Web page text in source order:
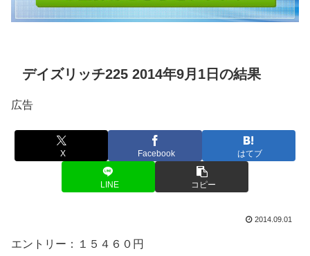
デイズリッチ225 2014年9月1日の結果
広告
X Facebook はてブ
LINE コピー
2014.09.01
エントリー：１５４６０円